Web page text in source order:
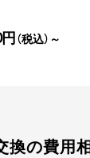
（税込）～
の費用